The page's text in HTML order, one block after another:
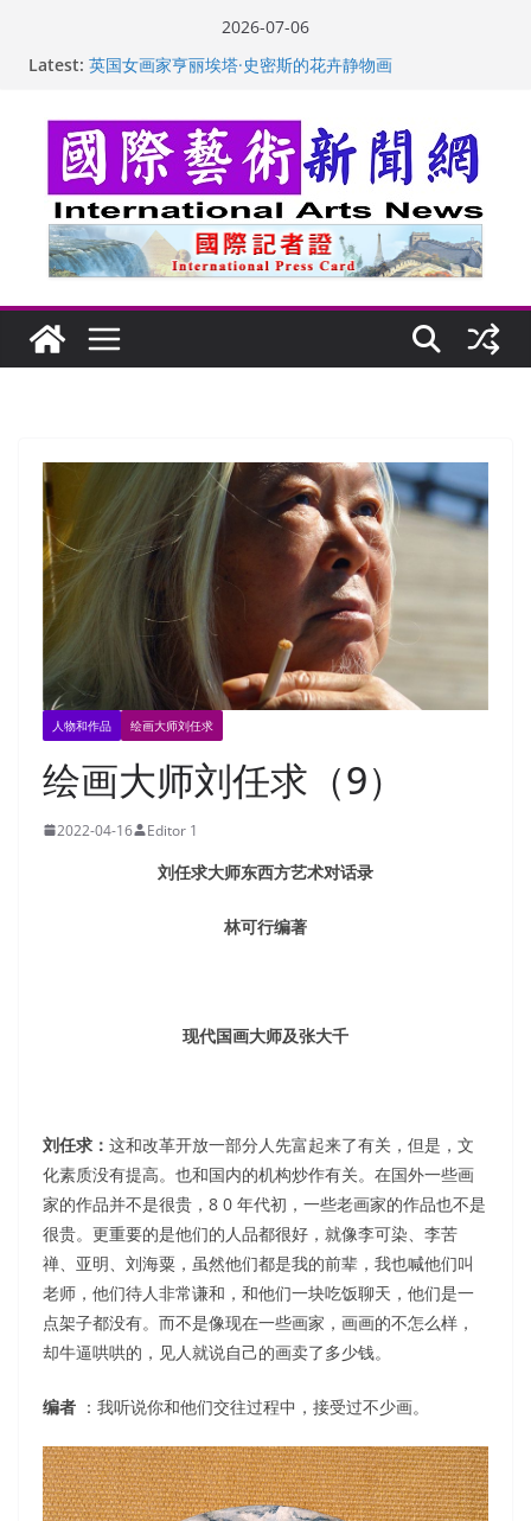
2026-07-06
Latest: “梵心”归处：一场展览 连着攀枝花的千里乡愁
美国人
玛丽安娜·卡拉切娃的绘画：幽默和难以言喻的快乐
苏方 ：“字”得其乐
人物和作品 绘画大师刘任求
绘画大师刘任求（9）
2022-04-16 Editor 1
刘任求大师东西方艺术对话录
林可行编著
现代国画大师及张大千
刘任求： 这和改革开放一部分人先富起来了有关，但是，文
化素质没有提高。也和国内的机构炒作有关。在国外一些画
家的作品并不是很贵，8 0 年代初，一些老画家的作品也不是
很贵。更重要的是他们的人品都很好，就像李可染、李苦
禅、亚明、刘海粟，虽然他们都是我的前辈，我也喊他们叫
老师，他们待人非常谦和，和他们一块吃饭聊天，他们是一
点架子都没有。而不是像现在一些画家，画画的不怎么样，
却牛逼哄哄的，见人就说自己的画卖了多少钱。
编者 ：我听说你和他们交往过程中，接受过不少画。